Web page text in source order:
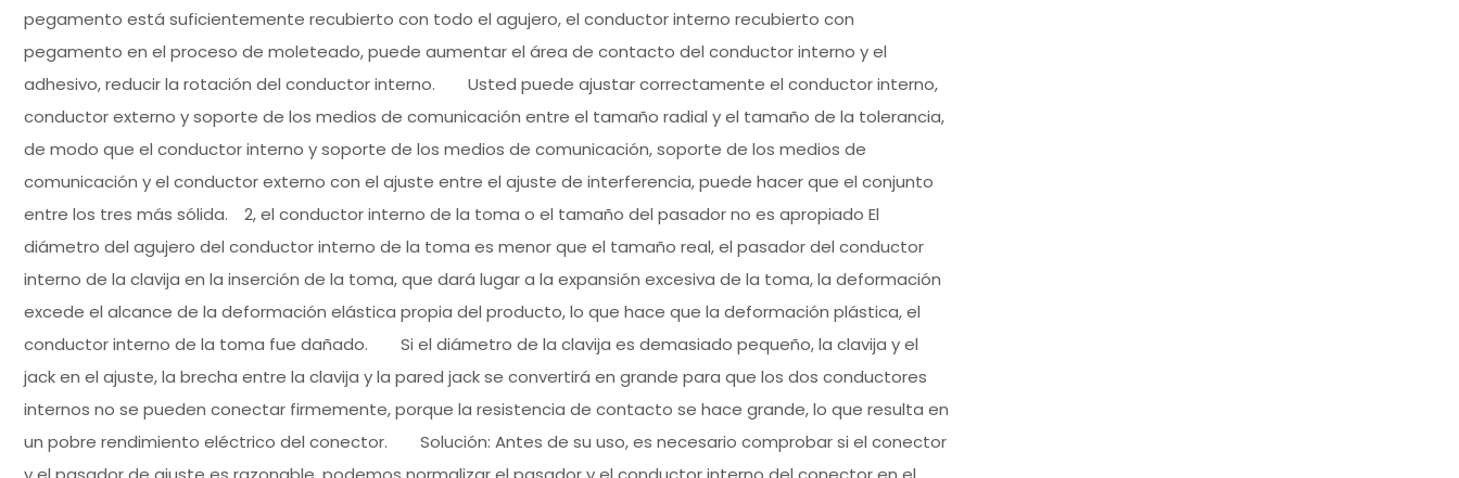
pegamento está suficientemente recubierto con todo el agujero, el conductor interno recubierto con
pegamento en el proceso de moleteado, puede aumentar el área de contacto del conductor interno y el
adhesivo, reducir la rotación del conductor interno. Usted puede ajustar correctamente el conductor interno,
conductor externo y soporte de los medios de comunicación entre el tamaño radial y el tamaño de la tolerancia,
de modo que el conductor interno y soporte de los medios de comunicación, soporte de los medios de
comunicación y el conductor externo con el ajuste entre el ajuste de interferencia, puede hacer que el conjunto
entre los tres más sólida. 2, el conductor interno de la toma o el tamaño del pasador no es apropiado El
diámetro del agujero del conductor interno de la toma es menor que el tamaño real, el pasador del conductor
interno de la clavija en la inserción de la toma, que dará lugar a la expansión excesiva de la toma, la deformación
excede el alcance de la deformación elástica propia del producto, lo que hace que la deformación plástica, el
conductor interno de la toma fue dañado. Si el diámetro de la clavija es demasiado pequeño, la clavija y el
jack en el ajuste, la brecha entre la clavija y la pared jack se convertirá en grande para que los dos conductores
internos no se pueden conectar firmemente, porque la resistencia de contacto se hace grande, lo que resulta en
un pobre rendimiento eléctrico del conector. Solución: Antes de su uso, es necesario comprobar si el conector